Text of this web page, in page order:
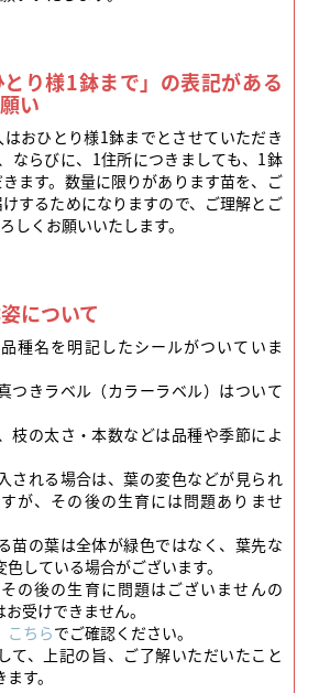
り様1鉢まで」の表記がある
い
おひとり様1鉢までとさせていただき
ならびに、1住所につきましても、1鉢
ます。数量に限りがあります苗を、ご
するためになりますので、ご理解とご
しくお願いいたします。
について
種名を明記したシールがついていま
つきラベル（カラーラベル）はついて
枝の太さ・本数などは品種や季節によ
される場合は、葉の変色などが見られ
が、その後の生育には問題ありませ
苗の葉は全体が緑色ではなく、葉先な
している場合がございます。
の後の生育に問題はございませんの
受けできません。
こちらでご確認ください。
て、上記の旨、ご了解いただいたこと
す。